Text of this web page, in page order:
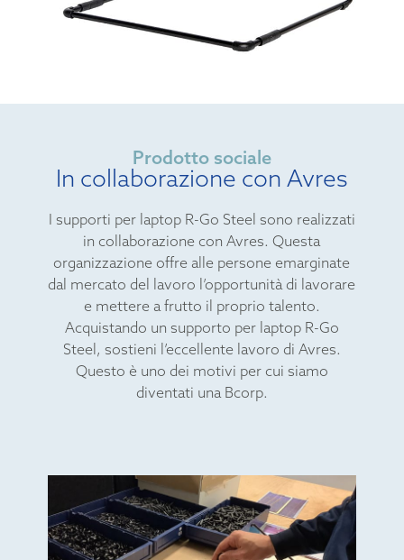
Prodotto sociale
In collaborazione con Avres
I supporti per laptop R-Go Steel sono realizzati
in collaborazione con Avres. Questa
organizzazione offre alle persone emarginate
dal mercato del lavoro l’opportunità di lavorare
e mettere a frutto il proprio talento.
Acquistando un supporto per laptop R-Go
Steel, sostieni l’eccellente lavoro di Avres.
Questo è uno dei motivi per cui siamo
diventati una Bcorp.